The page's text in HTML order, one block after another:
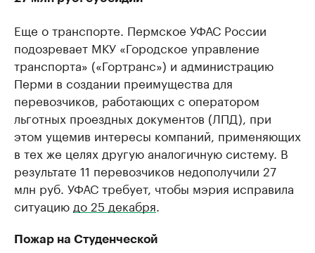
Еще о транспорте. Пермское УФАС России
подозревает МКУ «Городское управление
транспорта» («Гортранс») и администрацию
Перми в создании преимущества для
перевозчиков, работающих с оператором
льготных проездных документов (ЛПД), при
этом ущемив интересы компаний, применяющих
в тех же целях другую аналогичную систему. В
результате 11 перевозчиков недополучили 27
млн руб. УФАС требует, чтобы мэрия исправила
ситуацию до 25 декабря.
Пожар на Студенческой